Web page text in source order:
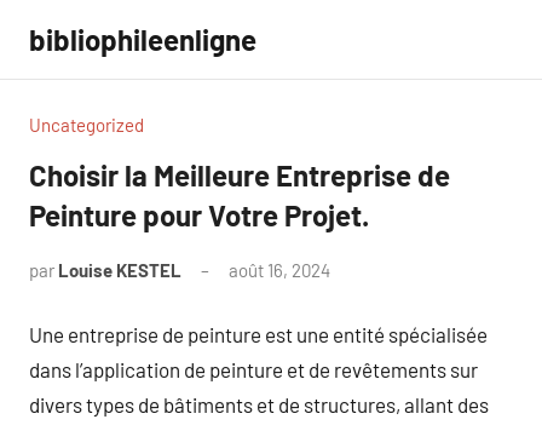
contenu
bibliophileenligne
Uncategorized
Choisir la Meilleure Entreprise de
Peinture pour Votre Projet.
par Louise KESTEL août 16, 2024
Une entreprise de peinture est une entité spécialisée
dans l’application de peinture et de revêtements sur
divers types de bâtiments et de structures, allant des